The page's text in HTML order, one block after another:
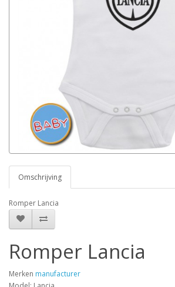
Omschrijving
Romper Lancia
Romper Lancia
Merken manufacturer